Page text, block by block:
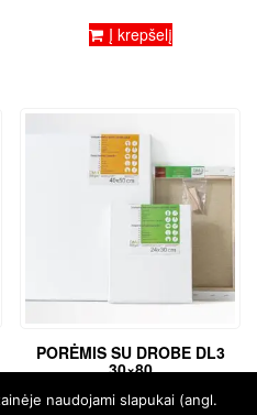
Į krepšelį
PORĖMIS SU DROBE DL3
30×80
€19,24
naudojami slapukai (angl.